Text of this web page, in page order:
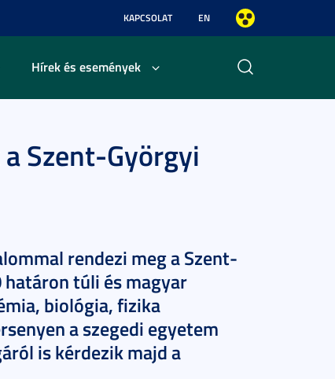
KAPCSOLAT EN
Hírek és események
Szent-Györgyi
rendezi meg a Szent-
határon túli és magyar
biológia, fizika
a szegedi egyetem
is kérdezik majd a